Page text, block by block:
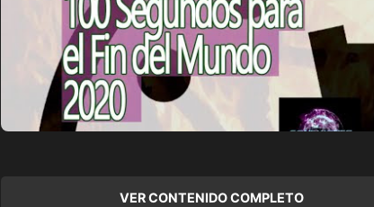
VER CONTENIDO COMPLETO